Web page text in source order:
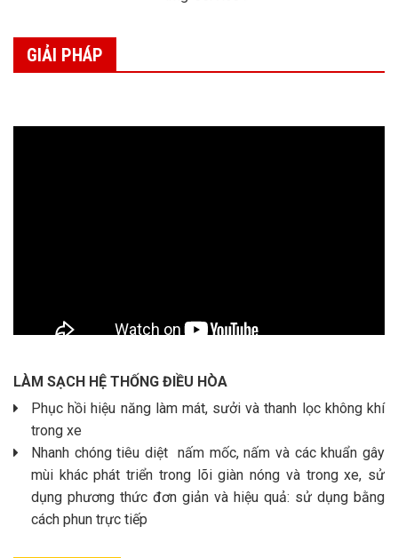
GIẢI PHÁP
LÀM SẠCH HỆ THỐNG ĐIỀU HÒA
Phục hồi hiệu năng làm mát, sưởi và thanh lọc không khí
trong xe
Nhanh chóng tiêu diệt nấm mốc, nấm và các khuẩn gây
mùi khác phát triển trong lõi giàn nóng và trong xe, sử
dụng phương thức đơn giản và hiệu quả: sử dụng bằng
cách phun trực tiếp